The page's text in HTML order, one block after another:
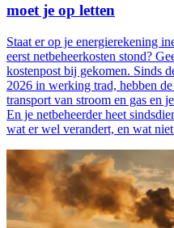
moet je op letten
Staat er op je energierekening
eerst netbeheerkosten stond?
kostenpost bij gekomen. Sinds
2026 in werking trad, hebben
transport van stroom en gas en
En je netbeheerder heet
wat er wel verandert, en wat